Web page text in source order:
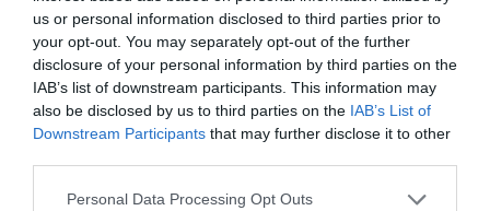
us or personal information disclosed to third parties prior to
your opt-out. You may separately opt-out of the further
disclosure of your personal information by third parties on the
IAB’s list of downstream participants. This information may
also be disclosed by us to third parties on the IAB’s List of
Downstream Participants that may further disclose it to other
Personal Data Processing Opt Outs
συντονισμένη με το μέτρο των χρυσών αιώνων και ένα
λεξιλόγιο πληθωρικό πλούσιο σε νεολογισμούς,
αρχαϊσμούς και συντακτικές κατασκευές κάτι που του
παρέχει την δυνατότητα να αποκαλύπτει χαρακτήρες
πολύπλοκους και να παγιώνει την ακριβή κριτική
απόσταση από το περιβάλλον μέσα στο οποίο
κινούνται κι ασκούν την εξουσία τους οι δύο αδελφές.
Σύμφωνα με τα λόγια του μεγάλου λογοτέχνη Αλβάρο